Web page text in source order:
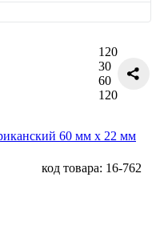
120
30
60
120
60 мм х 22 мм
код товара: 16-762